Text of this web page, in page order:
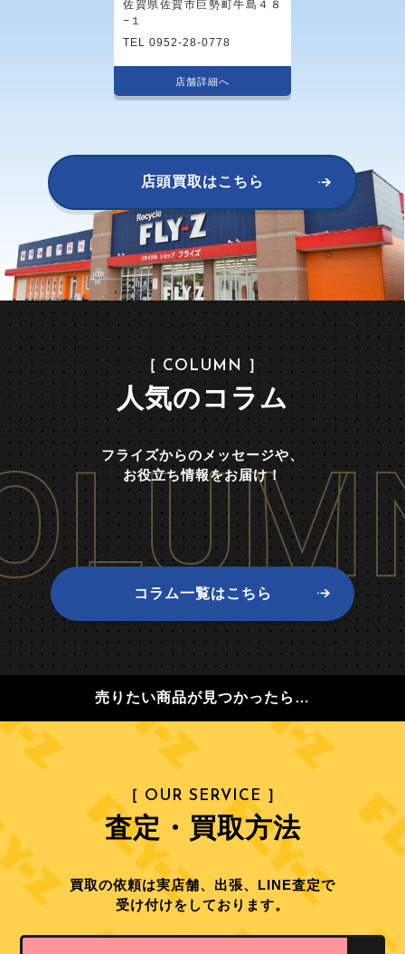
佐賀県佐賀市巨勢町牛島４８
−１
TEL 0952-28-0778
店舗詳細へ
店頭買取はこちら
［ COLUMN ］
人気のコラム
フライズからのメッセージや、
お役立ち情報をお届け！
コラム一覧はこちら
売りたい商品が見つかったら…
［ OUR SERVICE ］
査定・買取方法
買取の依頼は実店舗、出張、LINE査定で
受け付けをしております。